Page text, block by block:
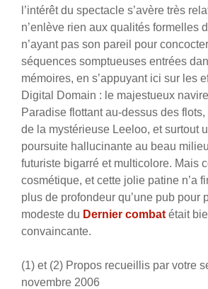
l’intérêt du spectacle s’avère très
n’enlève rien aux qualités formelles
n’ayant pas son pareil pour
séquences somptueuses entrées
mémoires, en s’appuyant ici sur les
Digital Domain : le majestueux
Paradise flottant au-dessus des
de la mystérieuse Leeloo, et surtout
poursuite hallucinante au beau
futuriste bigarré et multicolore. Mais
cosmétique, et cette jolie patine n’a
plus de profondeur qu’une pub pour
modeste du Dernier combat était
convaincante.
(1) et (2) Propos recueillis par votre
novembre 2006